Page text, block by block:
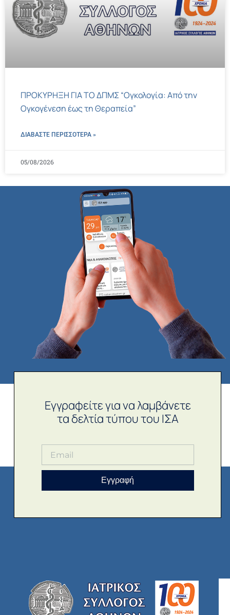
ΠΡΟΚΥΡΗΞΗ ΓΙΑ ΤΟ ΔΠΜΣ “Ογκολογία: Από την
Ογκογένεση έως τη Θεραπεία”
ΔΙΑΒΑΣΤΕ ΠΕΡΙΣΣΌΤΕΡΑ »
05/08/2026
Εγγραφείτε για να λαμβάνετε
τα δελτία τύπου του ΙΣΑ
Εγγραφή